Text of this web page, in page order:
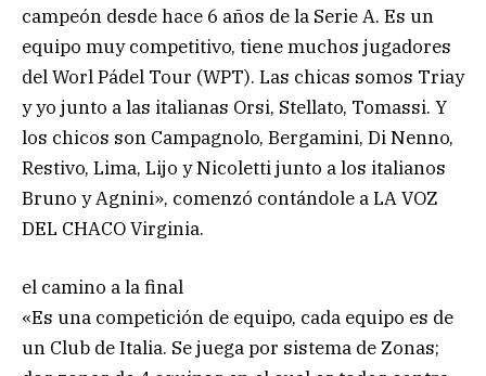
campeón desde hace 6 años de la Serie A. Es un
equipo muy competitivo, tiene muchos jugadores
del Worl Pádel Tour (WPT). Las chicas somos Triay
y yo junto a las italianas Orsi, Stellato, Tomassi. Y
los chicos son Campagnolo, Bergamini, Di Nenno,
Restivo, Lima, Lijo y Nicoletti junto a los italianos
Bruno y Agnini», comenzó contándole a LA VOZ
DEL CHACO Virginia.
el camino a la final
«Es una competición de equipo, cada equipo es de
un Club de Italia. Se juega por sistema de Zonas;